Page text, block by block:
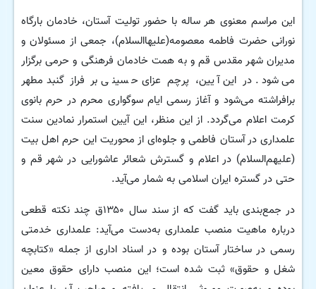
این مراسم معنوی هر ساله با حضور تولیت آستان، خادمان بارگاه
نورانی حضرت فاطمه معصومه(علیهاالسلام)، جمعی از مسئولان و
مدیران شهر مقدس قم و به همت خادمان فرهنگی و حرمی برگزار
می‌شود. در این آیین، پرچم عزای حسینی بر فراز گنبد مطهر
برافراشته می‌شود و آغاز رسمی ایام سوگواری محرم در حرم بانوی
کرمت اعلام می‌گردد. از این منظر، این آیین استمرار نمادین سنت
علمداری در آستان فاطمی و جلوه‌ای از محوریت این حرم اهل بیت
(علیهم‌السلام) در اعلام و گسترش شعائر عاشورایی در شهر قم و
حتی در گستره ایران اسلامی به شمار می‌آید.
در جمع‌بندی باید گفت که از سند سال ۱۳۵۰ق چند نکته قطعی
درباره ماهیت منصب علمداری به‌دست می‌آید: علمداری خدمتی
رسمی در ساختار آستان بوده و در اسناد اداری از جمله «کتابچه
شغل و حقوق» ثبت شده است؛ این منصب دارای حقوق معین